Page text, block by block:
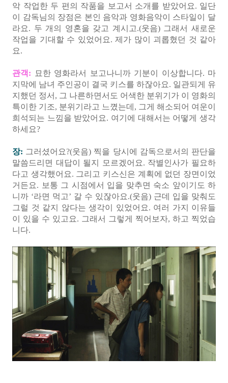
악 작업한 두 편의 작품을 보고서 소개를 받았어요. 일단
이 감독님의 장점은 본인 음악과 영화음악이 스타일이 달
라요. 두 개의 영혼을 갖고 계시고.(웃음) 그래서 새로운
작업을 기대할 수 있었어요. 제가 많이 괴롭혔던 것 같아
요.
관객: 묘한 영화라서 보고나니까 기분이 이상합니다. 마
지막에 남녀 주인공이 결국 키스를 하잖아요. 일관되게 유
지했던 정서, 그 나른하면서도 어색한 분위기가 이 영화의
특이한 기조, 분위기라고 느꼈는데, 그게 해소되어 여운이
희석되는 느낌을 받았어요. 여기에 대해서는 어떻게 생각
하세요?
장: 그러셨어요?(웃음) 찍을 당시에 감독으로서의 판단을
말씀드리면 대답이 될지 모르겠어요. 작별인사가 필요하
다고 생각했어요. 그리고 키스신은 계획에 없던 장면이었
거든요. 보통 그 시점에서 입을 맞추면 숙소 앞이기도 하
니까 ‘라면 먹고’ 갈 수 있잖아요.(웃음) 근데 입을 맞춰도
그럴 것 같지 않다는 생각이 있었어요. 여러 가지 이유들
이 있을 수 있고요. 그래서 그렇게 찍어보자, 하고 찍었습
니다.